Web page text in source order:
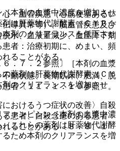
本剤の血漿中濃度を増加させ
は肝薬物代謝酵素（ＣＹＰ１
剤のクリアランスを低下させ
．７．２参照〕［本剤の血漿
薬剤は肝薬物代謝酵素（ＣＹ
のクリアランスを増加させ
ァンピシン［本剤の血漿中濃
これらの薬剤は肝薬物代謝酵
ため本剤のクリアランスを増
・血管疾患（心筋梗塞あるい
導異常等）、脳血管疾患及び
水、血液量減少、血圧降下剤
者：治療初期に、めまい、頻
ることがある。
動状態、長期臥床、肥満、脱
者〔１１．１．１０参照〕。
おけるうつ症状の改善〉自殺
患者、自殺念慮のある患者：
ることがある〔８．８、１